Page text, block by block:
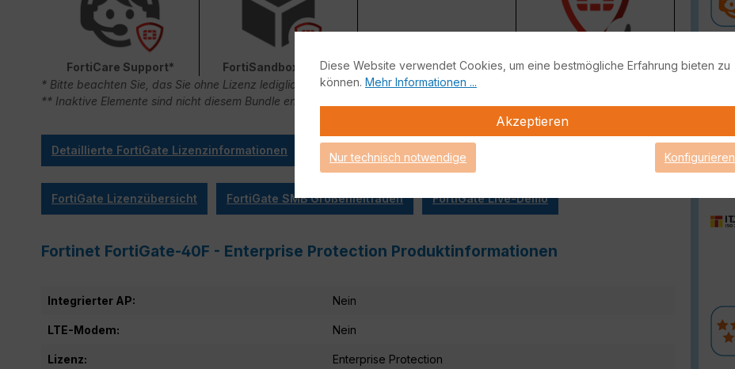
FortiCare Support* FortiSandbox Cloud
Attack Surface Security
* Bitte beachten Sie, das Sie ohne Lizenz lediglich 90 Tage von FortiCare Support gebrauch machen können.
** Inaktive Elemente sind nicht diesem Bundle enthalten.
Detaillierte FortiGate Lizenzinformationen
FortiGate Lizenzübersicht FortiGate SMB Größenleitfaden FortiGate Live-Demo
Fortinet FortiGate-40F - Enterprise Protection Produktinformationen
Integrierter AP: Nein
LTE-Modem: Nein
Lizenz: Enterprise Protection
Diese Website verwendet Cookies, um eine bestmögliche Erfahrung bieten zu
können. Mehr Informationen ...
Akzeptieren
Nur technisch notwendige Konfigurieren